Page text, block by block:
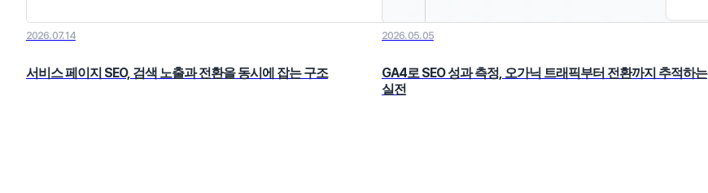
2026. 07. 14
서비스 페이지 SEO, 검색 노출과 전환을 동시에 잡는 구조
2026. 05. 05
GA4로 SEO 성과 측정, 오가닉 트래픽부터 전환까지 추적하는
실전